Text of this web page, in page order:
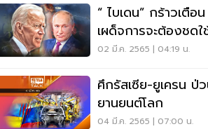
“ ไบเดน” กร้าวเตือ
เผด็จการจะต้องชดใ
02 มี.ค. 2565 | 04:19 น.
ศึกรัสเซีย-ยูเครน ป่
ยานยนต์โลก
04 มี.ค. 2565 | 07:00 น.